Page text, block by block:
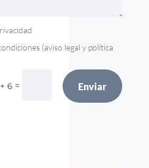
(aviso legal y política
6 = Enviar